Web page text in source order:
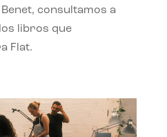
consultamos a
libros que
Flat.